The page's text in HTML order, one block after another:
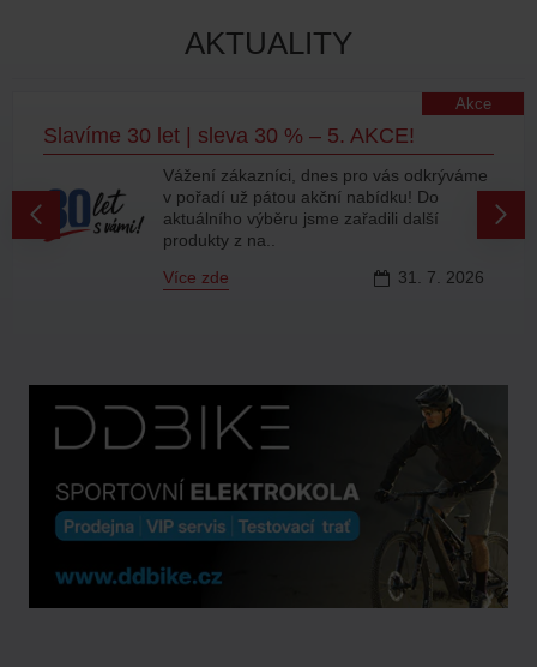
AKTUALITY
Slavíme 30 let | sleva 30 % – 5. AKCE!
Akce
31. 7. 2026
Vážení zákazníci, dnes pro vás odkrýváme
v pořadí už pátou akční nabídku! Do
aktuálního výběru jsme zařadili další
produkty z na..
Více zde